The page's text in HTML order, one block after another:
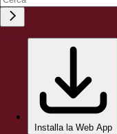
Installa la Web App